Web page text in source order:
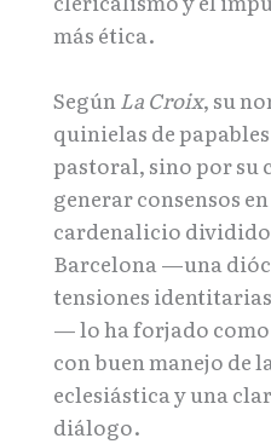
más ética.
SegúnLa Croix, su
quinielas de
pastoral, sino por su
generar consensos
cardenalicio
Barcelona —una
tensiones
— lo ha forjado
con buen manejo de
eclesiástica y una
diálogo.